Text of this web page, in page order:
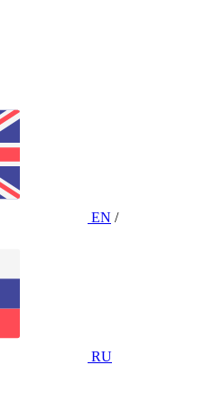
EN /
RU